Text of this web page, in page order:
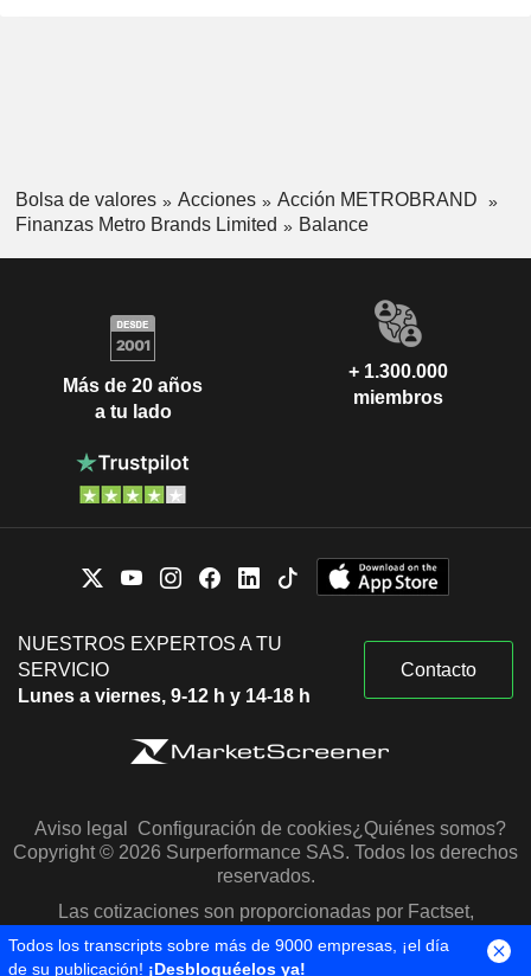
Bolsa de valores Acciones
Acción METROBRAND
Finanzas Metro Brands Limited
Balance
Más de 20 años
a tu lado
+ 1.300.000
miembros
NUESTROS EXPERTOS A TU
SERVICIO
Lunes a viernes, 9-12 h y 14-18 h
Contacto
Aviso legal Configuración de cookies¿Quiénes somos?
Copyright © 2026 Surperformance SAS. Todos los derechos
reservados.
Las cotizaciones son proporcionadas por Factset,
Morningstar y S&P Capital IQ
Todos los transcripts sobre más de 9000 empresas, ¡el día
de su publicación! ¡Desbloquéelos ya!